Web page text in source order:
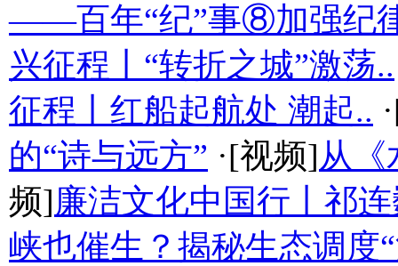
——百年“纪”事⑧加强纪
兴征程丨“转折之城”激荡..
征程丨红船起航处 潮起..
的“诗与远方” ·[视频]从《
频]廉洁文化中国行丨祁
峡也催生？揭秘生态调度